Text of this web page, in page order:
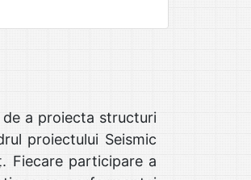
a proiecta structuri
proiectului Seismic
Fiecare participare a